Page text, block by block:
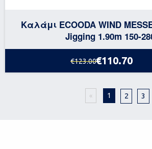
Καλάμι ECOODA WIND
Jigging 1.90m 150-
€123.00€110.70
« 1 2 3